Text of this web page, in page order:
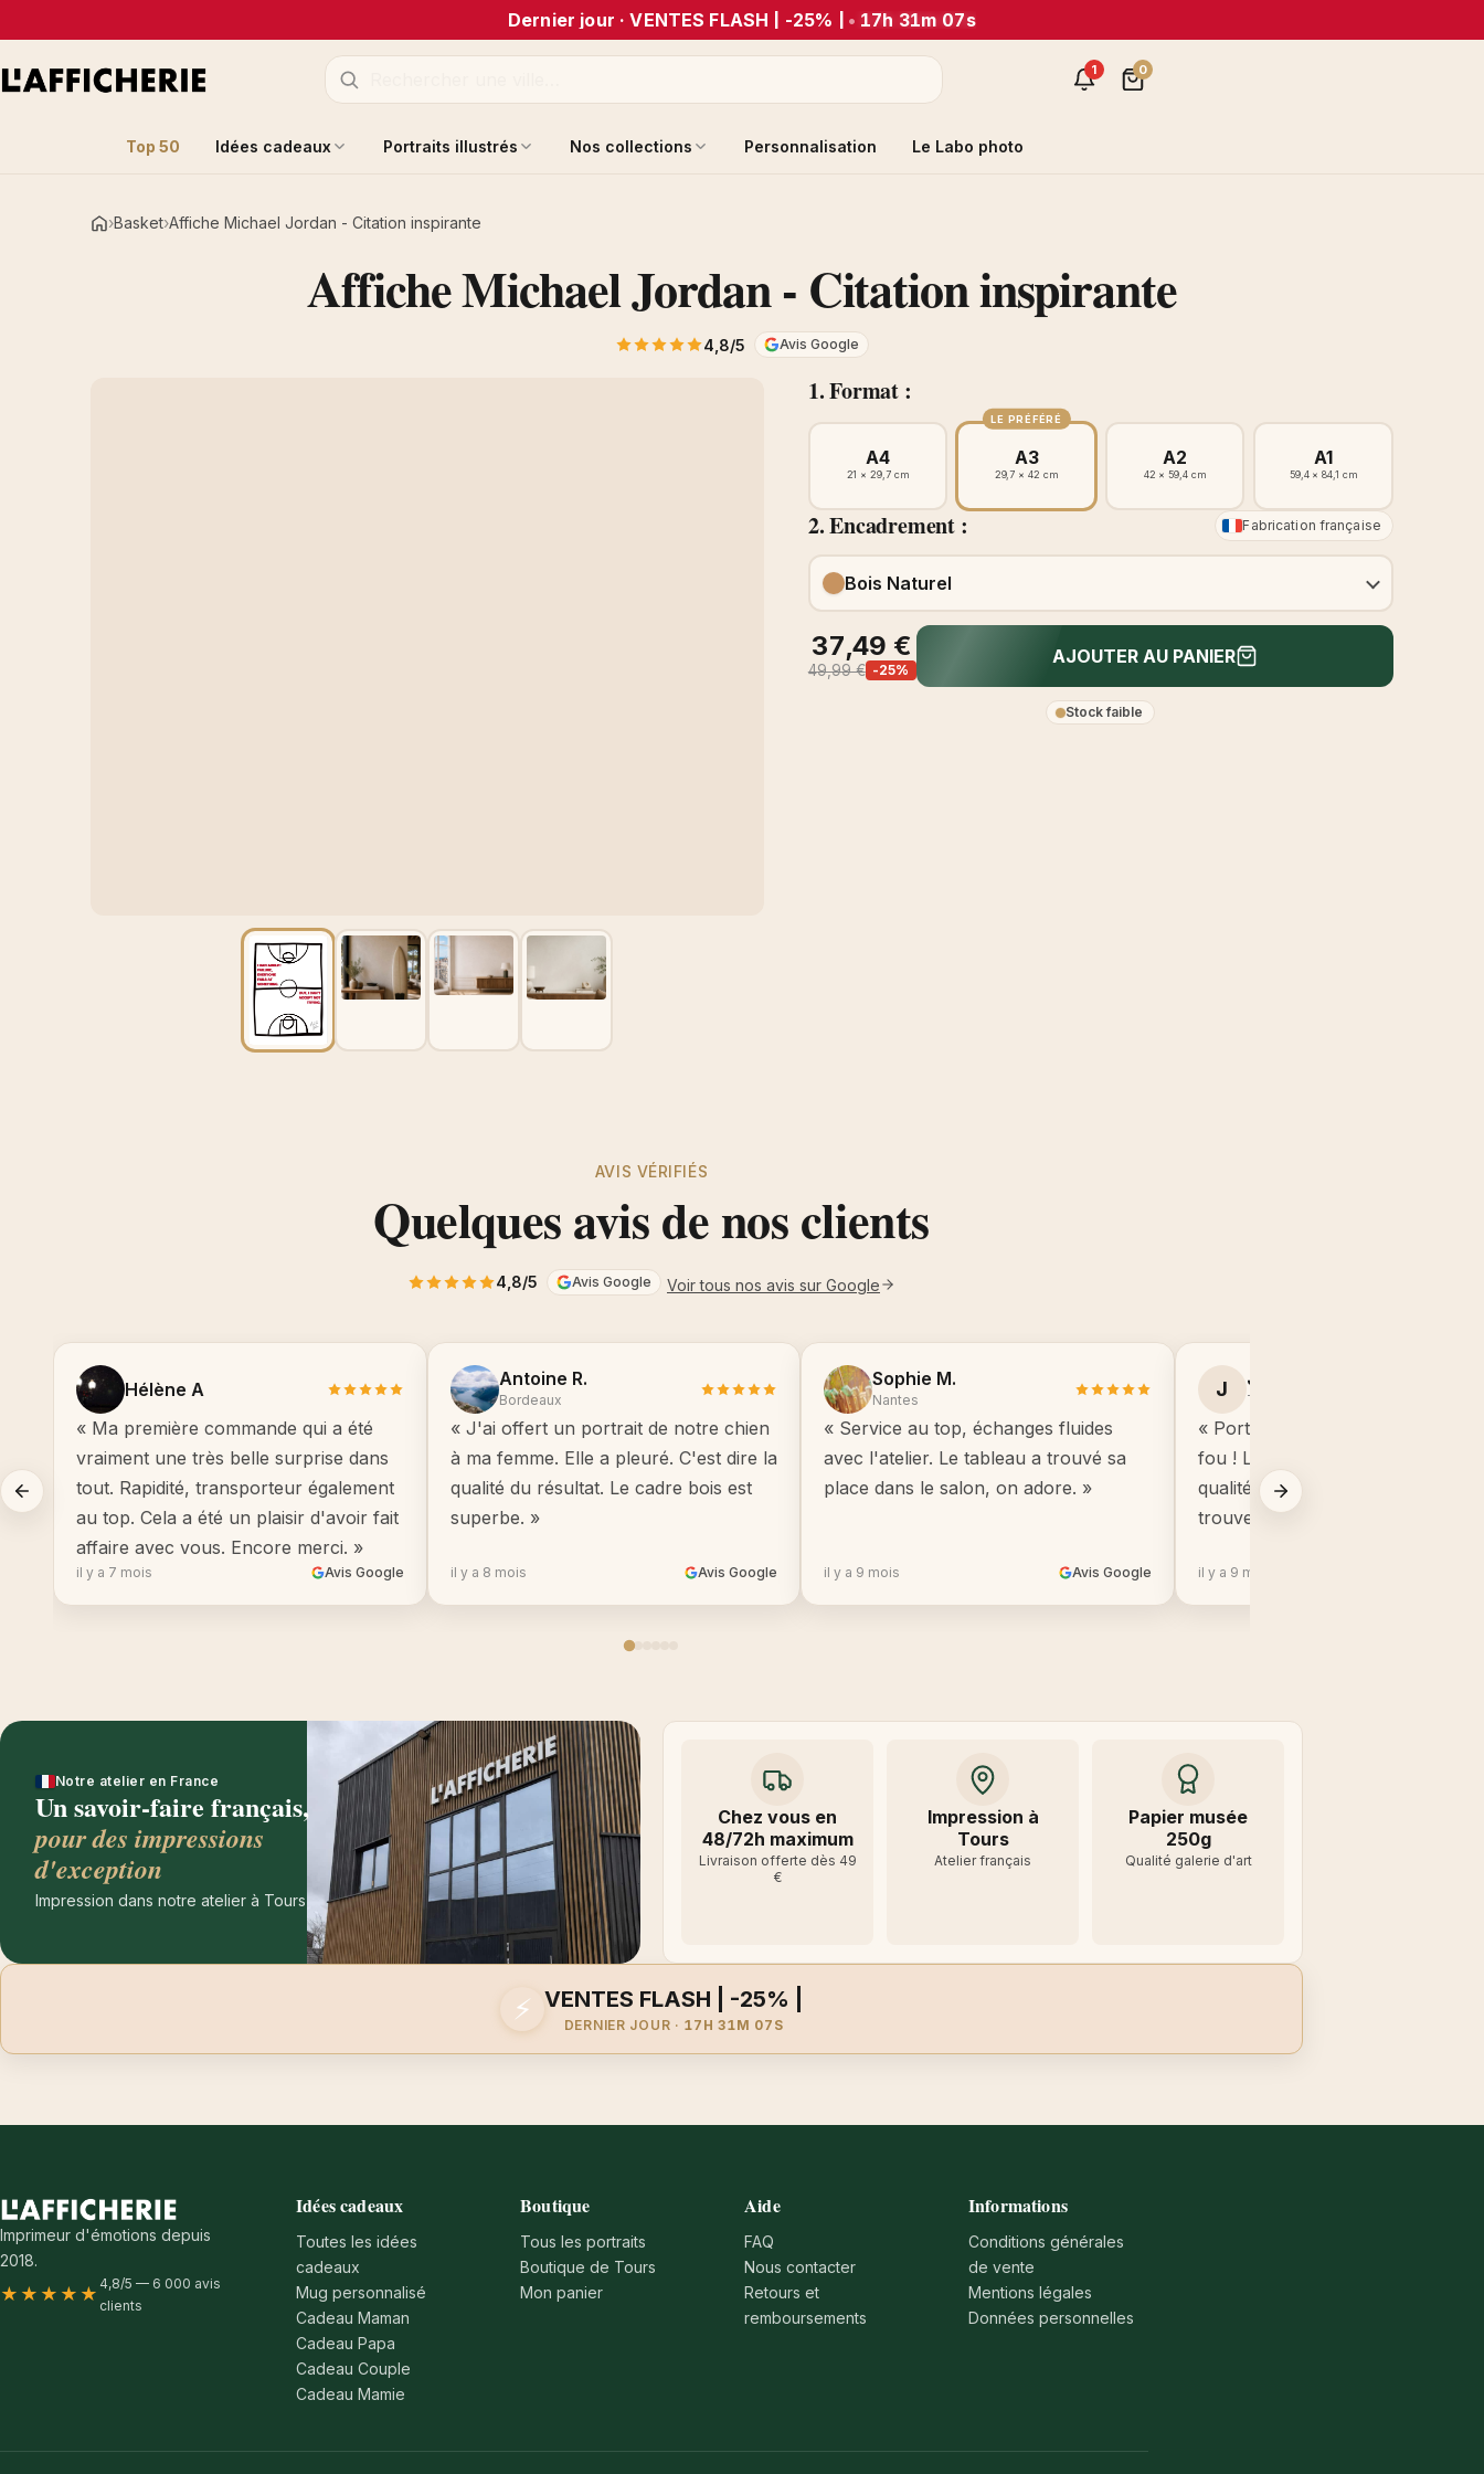
Dernier jour · VENTES FLASH | -25% | • 17h 31m 07s
1 0
Top 50 Idées cadeaux Portraits illustrés Nos collections Personnalisation Le Labo photo
Accueil
Basket Affiche Michael Jordan - Citation inspirante
Affiche Michael Jordan - Citation inspirante
4,8/5 Avis Google
1. Format :
A4
21 × 29,7 cm
LE PRÉFÉRÉ
A3
29,7 × 42 cm
A2
42 × 59,4 cm
A1
59,4 × 84,1 cm
2. Encadrement : Fabrication française
Bois Naturel
37,49 €
49,99 € -25%
AJOUTER AU PANIER
Stock faible
AVIS VÉRIFIÉS
Quelques avis de nos clients
4,8/5 Avis Google Voir tous nos avis sur Google
Hélène A
« Ma première commande qui a été
vraiment une très belle surprise dans
tout. Rapidité, transporteur également
au top. Cela a été un plaisir d'avoir fait
affaire avec vous. Encore merci. »
il y a 7 mois Avis Google
Antoine R.
Bordeaux
« J'ai offert un portrait de notre chien
à ma femme. Elle a pleuré. C'est dire la
qualité du résultat. Le cadre bois est
superbe. »
il y a 8 mois Avis Google
Sophie M.
Nantes
« Service au top, échanges fluides
avec l'atelier. Le tableau a trouvé sa
place dans le salon, on adore. »
il y a 9 mois Avis Google
J Julie B.
Toulouse
« Portrait manga de mon fils, il
fou ! Le cadre est de très bonne
qualité, beaucoup mieux que ce
trouve en grande surface. »
il y a 9 mois
Notre atelier en France
Un savoir-faire français,
pour des impressions
d'exception
Impression dans notre atelier à Tours
Chez vous en
48/72h maximum
Livraison offerte dès 49
€
Impression à
Tours
Atelier français
Papier musée
250g
Qualité galerie d'art
⚡ VENTES FLASH | -25% |
DERNIER JOUR · 17H 31M 07S
Imprimeur d'émotions depuis
2018.
★★★★★ 4,8/5 — 6 000 avis
clients
Idées cadeaux
Toutes les idées
cadeaux
Mug personnalisé
Cadeau Maman
Cadeau Papa
Cadeau Couple
Cadeau Mamie
Boutique
Tous les portraits
Boutique de Tours
Mon panier
Aide
FAQ
Nous contacter
Retours et
remboursements
Informations
Conditions générales
de vente
Mentions légales
Données personnelles